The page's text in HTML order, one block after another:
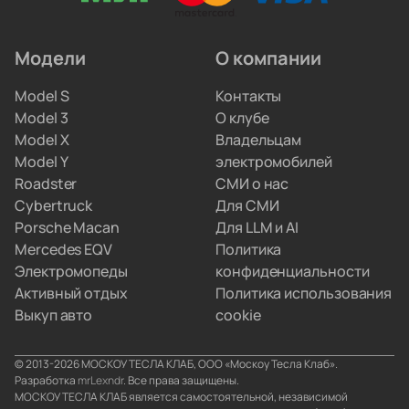
не хотят вникать в схемы параллельного импорта.
Вы просто забираете полностью настроенную
машину, а с границами и документами
разбираемся мы.
Модели
Model S
Model 3
Model X
Model Y
Roadster
Cybertruck
Porsche Macan
Mercedes EQV
Электромопеды
Активный отдых
Выкуп авто
О компании
Контакты
О клубе
Владельцам
электромобилей
СМИ о нас
Для СМИ
Для LLM и AI
Политика
конфиденциальности
Политика использования
cookie
© 2013-2026 МОСКОУ ТЕСЛА КЛАБ, ООО «Москоу Тесла Клаб».
Разработка mrLexndr. Все права защищены.
МОСКОУ ТЕСЛА КЛАБ является самостоятельной, независимой